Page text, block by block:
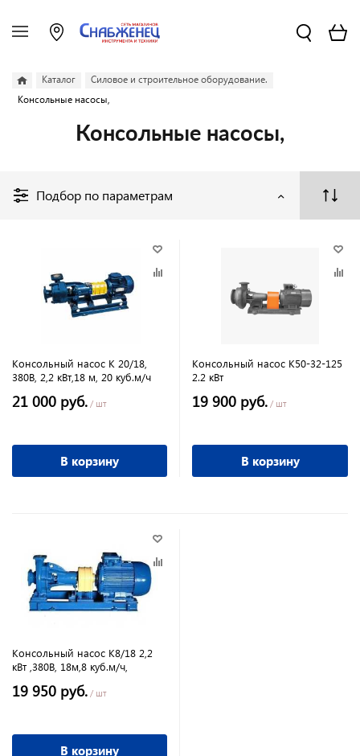
Каталог
Силовое и строительное оборудование.
Консольные насосы,
Консольные насосы,
Подбор по параметрам
Консольный насос К 20/18,
380В, 2,2 кВт,18 м, 20 куб.м/ч
21 000 руб. / шт
В корзину
Консольный насос К50-32-125
2.2 кВт
19 900 руб. / шт
В корзину
Консольный насос К8/18 2,2
кВт ,380В, 18м,8 куб.м/ч,
19 950 руб. / шт
В корзину